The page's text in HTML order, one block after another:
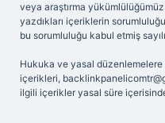
veya araştırma
yazdıkları içeriklerin
bu sorumluluğu kabul etmiş
Hukuka ve yasal düzenlemelere
içerikleri,
ilgili içerikler yasal süre